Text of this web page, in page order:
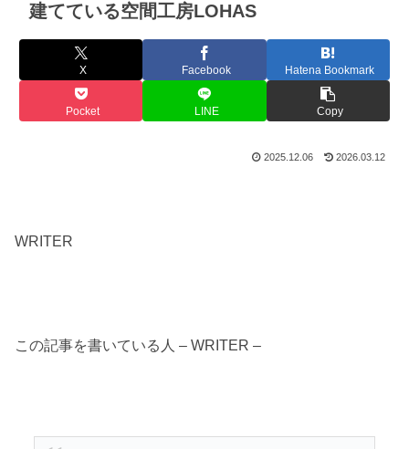
建てている空間工房LOHAS
X Facebook Hatena Bookmark
Pocket LINE Copy
2025.12.06 2026.03.12
WRITER
この記事を書いている人 – WRITER –